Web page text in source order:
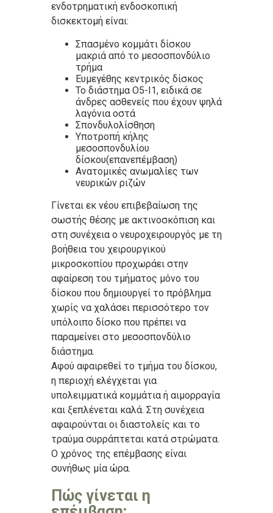
ενδοτρηματική ενδοσκοπική
δισκεκτομή είναι:
Σπασμένο κομμάτι δίσκου
μακριά από το μεσοσπονδύλιο
τρήμα
Ευμεγέθης κεντρικός δίσκος
Το διάστημα Ο5-Ι1, ειδικά σε
άνδρες ασθενείς που έχουν ψηλά
λαγόνια οστά
Σπονδυλολίσθηση
Υποτροπή κήλης
μεσοσπονδυλίου
δίσκου(επανεπέμβαση)
Ανατομικές ανωμαλίες των
νευρικών ριζών
Γίνεται εκ νέου επιβεβαίωση της
σωστής θέσης με ακτινοσκόπιση και
στη συνέχεια ο νευροχειρουργός με τη
βοήθεια του χειρουργικού
μικροσκοπίου προχωράει στην
αφαίρεση του τμήματος μόνο του
δίσκου που δημιουργεί το πρόβλημα
χωρίς να χαλάσει περισσότερο τον
υπόλοιπο δίσκο που πρέπει να
παραμείνει στο μεσοσπονδύλιο
διάστημα.
Αφού αφαιρεθεί το τμήμα του δίσκου,
η περιοχή ελέγχεται για
υπολειμματικά κομμάτια ή αιμορραγία
και ξεπλένεται καλά. Στη συνέχεια
αφαιρούνται οι διαστολείς και το
τραύμα συρράπτεται κατά στρώματα.
Ο χρόνος της επέμβασης είναι
συνήθως μία ώρα.
Πώς γίνεται η